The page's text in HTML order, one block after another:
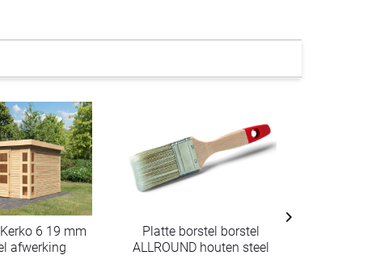
6 19 mm
afwerking
Platte borstel borstel
ALLROUND houten steel